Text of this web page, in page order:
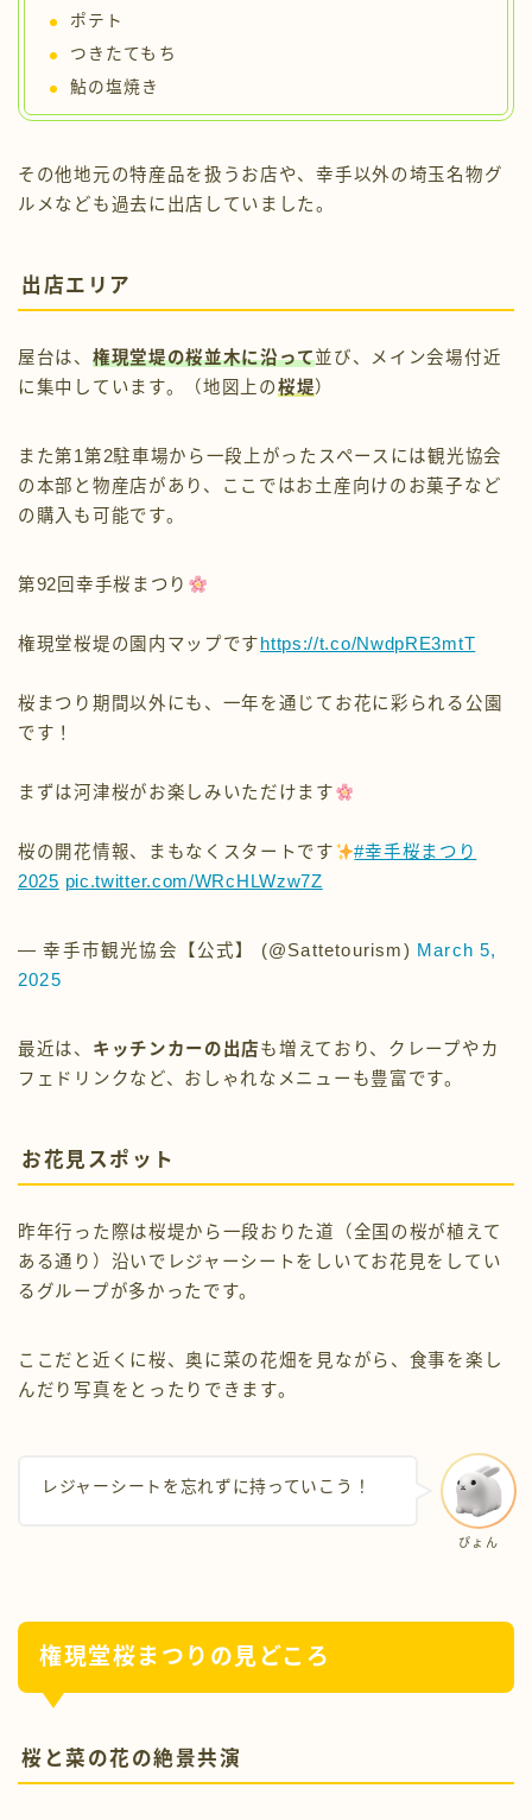
ポテト
つきたてもち
鮎の塩焼き
その他地元の特産品を扱うお店や、幸手以外の埼玉名物グ
ルメなども過去に出店していました。
出店エリア
屋台は、 権現堂堤の桜並木に沿って並び、メイン会場付近
に集中しています。（地図上の桜堤）
また第1第2駐車場から一段上がったスペースには観光協会
の本部と物産店があり、ここではお土産向けのお菓子など
の購入も可能です。
第92回幸手桜まつり
権現堂桜堤の園内マップです https://t.co/NwdpRE3mtT
桜まつり期間以外にも、一年を通じてお花に彩られる公園
です！
まずは河津桜がお楽しみいただけます
桜の開花情報、まもなくスタートです
#幸手桜まつり
2025 pic.twitter.com/WRcHLWzw7Z
— 幸手市観光協会【公式】 (@Sattetourism) March 5,
2025
最近は、 キッチンカーの出店も増えており、クレープやカ
フェドリンクなど、おしゃれなメニューも豊富です。
お花見スポット
昨年行った際は桜堤から一段おりた道（全国の桜が植えて
ある通り）沿いでレジャーシートをしいてお花見をしてい
るグループが多かったです。
ここだと近くに桜、奥に菜の花畑を見ながら、食事を楽し
んだり写真をとったりできます。
ぴょん
レジャーシートを忘れずに持っていこう！
権現堂桜まつりの見どころ
桜と菜の花の絶景共演